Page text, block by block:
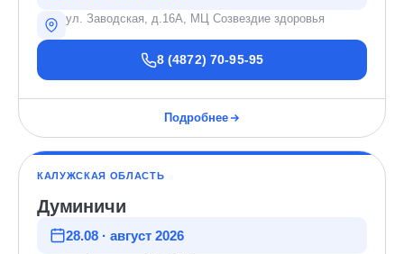
ул. Заводская, д.16А, МЦ Созвездие здоровья
8 (4872) 70-95-95
Подробнее
КАЛУЖСКАЯ ОБЛАСТЬ
Думиничи
28.08 · август 2026